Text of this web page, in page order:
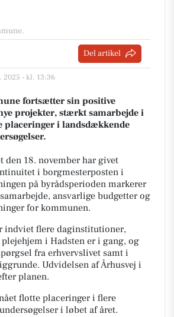
.
Del artikel
2025 - kl. 13:36
fortsætter sin positive
projekter, stærkt samarbejde i
placeringer i landsdækkende
den 18. november har givet
i borgmesterposten i
på byrådsperioden markerer
ansvarlige budgetter og
for kommunen.
indviet flere daginstitutioner,
i Hadsten er i gang, og
fra erhvervslivet samt i
Udvidelsen af Århusvej i
planen.
flotte placeringer i flere
i løbet af året.